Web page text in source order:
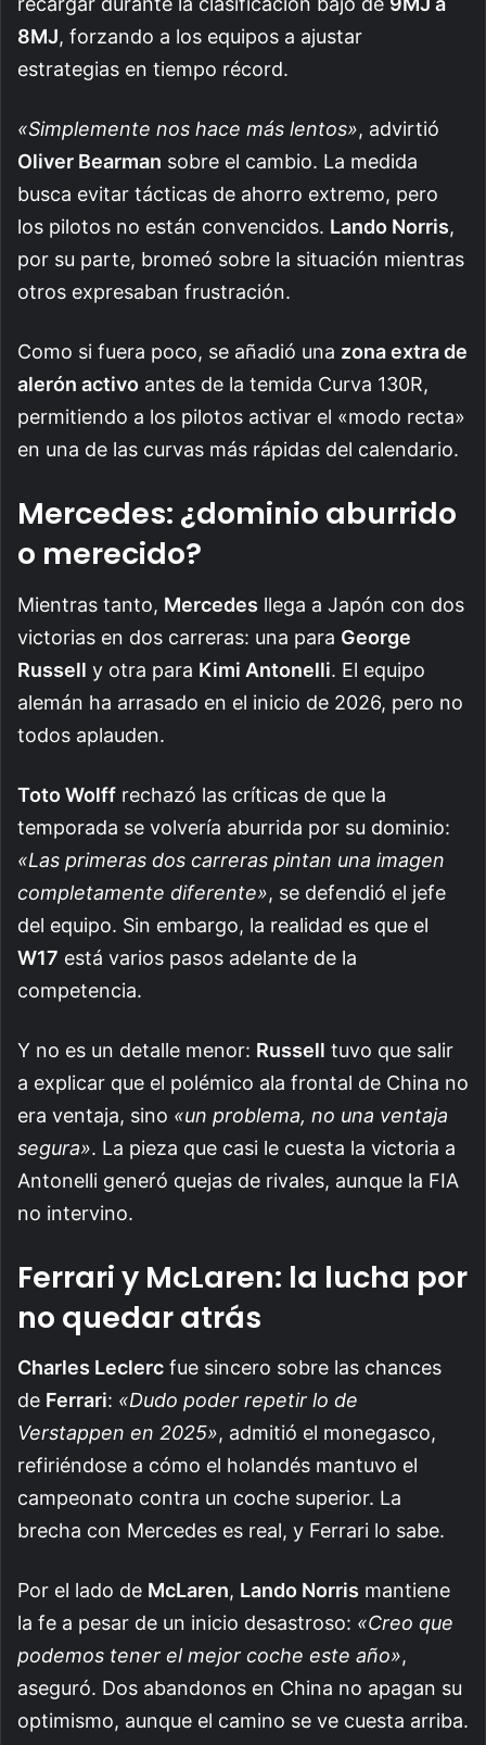
8MJ, forzando a los equipos a ajustar
estrategias en tiempo récord.
«Simplemente nos hace más lentos», advirtió
Oliver Bearman sobre el cambio. La medida
busca evitar tácticas de ahorro extremo, pero
los pilotos no están convencidos. Lando Norris,
por su parte, bromeó sobre la situación mientras
otros expresaban frustración.
Como si fuera poco, se añadió una zona extra de
alerón activo antes de la temida Curva 130R,
permitiendo a los pilotos activar el «modo recta»
en una de las curvas más rápidas del calendario.
Mercedes: ¿dominio aburrido
o merecido?
Mientras tanto, Mercedes llega a Japón con dos
victorias en dos carreras: una para George
Russell y otra para Kimi Antonelli. El equipo
alemán ha arrasado en el inicio de 2026, pero no
todos aplauden.
Toto Wolff rechazó las críticas de que la
temporada se volvería aburrida por su dominio:
«Las primeras dos carreras pintan una imagen
completamente diferente», se defendió el jefe
del equipo. Sin embargo, la realidad es que el
W17 está varios pasos adelante de la
competencia.
Y no es un detalle menor: Russell tuvo que salir
a explicar que el polémico ala frontal de China no
era ventaja, sino «un problema, no una ventaja
segura». La pieza que casi le cuesta la victoria a
Antonelli generó quejas de rivales, aunque la FIA
no intervino.
Ferrari y McLaren: la lucha por
no quedar atrás
Charles Leclerc fue sincero sobre las chances
de Ferrari: «Dudo poder repetir lo de
Verstappen en 2025», admitió el monegasco,
refiriéndose a cómo el holandés mantuvo el
campeonato contra un coche superior. La
brecha con Mercedes es real, y Ferrari lo sabe.
Por el lado de McLaren, Lando Norris mantiene
la fe a pesar de un inicio desastroso: «Creo que
podemos tener el mejor coche este año»,
aseguró. Dos abandonos en China no apagan su
optimismo, aunque el camino se ve cuesta arriba.